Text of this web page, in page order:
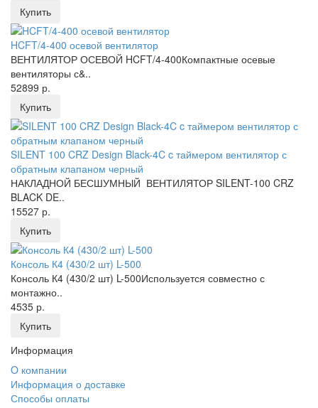
Купить
HCFT/4-400 осевой вентилятор
ВЕНТИЛЯТОР ОСЕВОЙ HCFT/4-400Компактные осевые
вентиляторы с&..
52899 р.
Купить
SILENT 100 CRZ Design Black-4C c таймером вентилятор с
обратным клапаном черный
НАКЛАДНОЙ БЕСШУМНЫЙ ВЕНТИЛЯТОР SILENT-100 CRZ
BLACK DE..
15527 р.
Купить
Консоль К4 (430/2 шт) L-500
Консоль К4 (430/2 шт) L-500Используется совместно с
монтажно..
4535 р.
Купить
Информация
O компании
Информация о доставке
Способы оплаты